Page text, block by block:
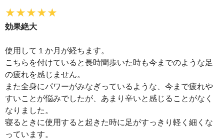
効果絶大
使用して１か月が経ちます。
こちらを付けていると長時間歩いた時も今までのような足
の疲れを感じません。
また全身にパワーがみなぎっているような、今まで疲れや
すいことが悩みでしたが、あまり辛いと感じることがなく
なりました。
寝るときに使用すると起きた時に足がすっきり軽く細くな
っています。